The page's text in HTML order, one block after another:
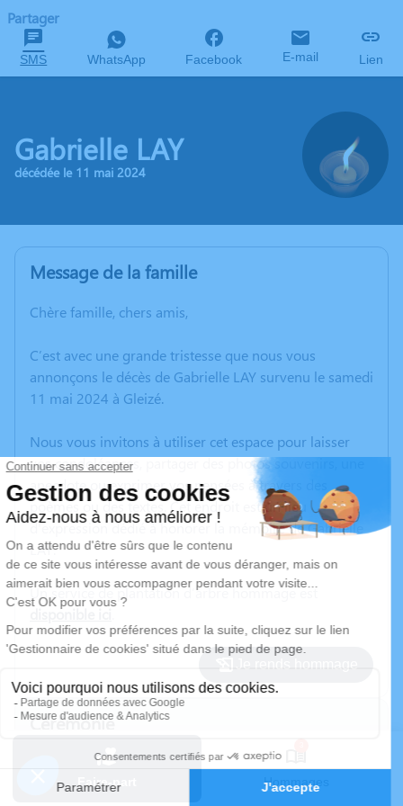
Faire-part Hommages
Partager
SMS WhatsApp Facebook E-mail Lien
Gabrielle LAY
décédée le 11 mai 2024
Message de la famille
Chère famille, chers amis,
C’est avec une grande tristesse que nous vous
annonçons le décès de Gabrielle LAY survenu le samedi
11 mai 2024 à Gleizé.
Nous vous invitons à utiliser cet espace pour laisser
vos condoléances, partager des photos souvenirs, une
anecdote ou exprimer vos pensées à travers des
poèmes ou des textes. Cet endroit est un lieu
d'expression dédié à honorer la mémoire de Gabrielle
LAY.
Un service de plantation d’arbre hommage est
disponible ici
Je rends hommage
Cérémonie
vendredi 17 mai 2024 à 09h00
Eglise Chasselay Chasselay
69380 Chasselay